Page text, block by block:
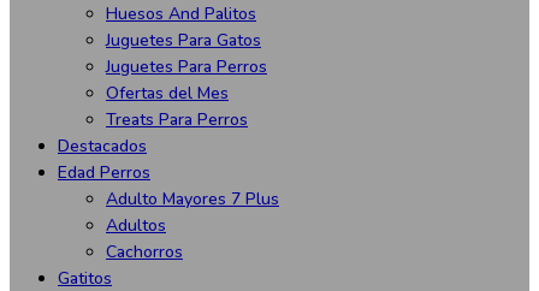
Huesos And Palitos
Juguetes Para Gatos
Juguetes Para Perros
Ofertas del Mes
Treats Para Perros
Destacados
Edad Perros
Adulto Mayores 7 Plus
Adultos
Cachorros
Gatitos